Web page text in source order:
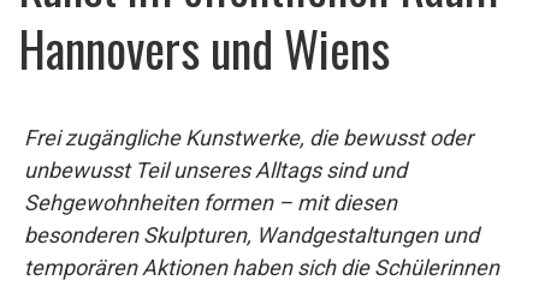
Hannovers und Wiens
Frei zugängliche Kunstwerke, die bewusst oder
unbewusst Teil unseres Alltags sind und
Sehgewohnheiten formen – mit diesen
besonderen Skulpturen, Wandgestaltungen und
temporären Aktionen haben sich die Schülerinnen